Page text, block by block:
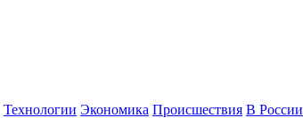
Технологии Экономика Происшествия В России